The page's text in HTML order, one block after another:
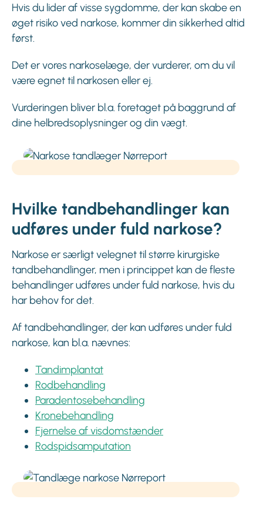
Hvis du lider af visse sygdomme, der kan skabe en
øget risiko ved narkose, kommer din sikkerhed altid
først.
Det er vores narkoselæge, der vurderer, om du vil
være egnet til narkosen eller ej.
Vurderingen bliver bl.a. foretaget på baggrund af
dine helbredsoplysninger og din vægt.
Hvilke tandbehandlinger kan
udføres under fuld narkose?
Narkose er særligt velegnet til større kirurgiske
tandbehandlinger, men i princippet kan de fleste
behandlinger udføres under fuld narkose, hvis du
har behov for det.
Af tandbehandlinger, der kan udføres under fuld
narkose, kan bl.a. nævnes:
Tandimplantat
Rodbehandling
Paradentosebehandling
Kronebehandling
Fjernelse af visdomstænder
Rodspidsamputation